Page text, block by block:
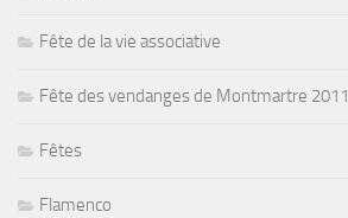
Fête de la vie associative
Fête des vendanges de Montmartre 2011
Fêtes
Flamenco